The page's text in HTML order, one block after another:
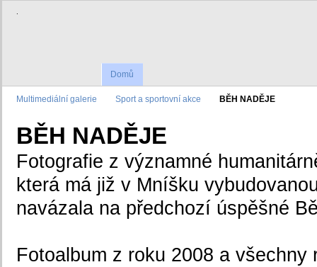
.
Domů
Multimediální galerie Sport a sportovní akce BĚH NADĚJE
BĚH NADĚJE
Fotografie z významné
která má již v Mníšku
navázala na předchozí úspěšné
Fotoalbum z roku 2008 a všechny